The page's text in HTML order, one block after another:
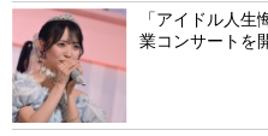
「アイドル人
業コンサートを